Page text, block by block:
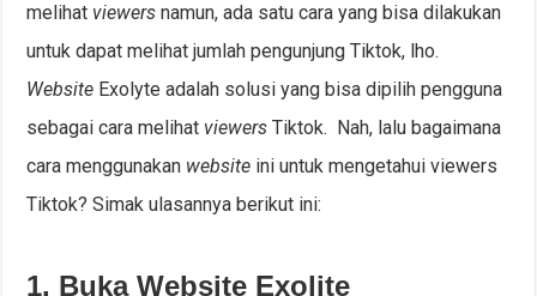
melihat viewersnamun, ada satu cara yang bisa dilakukan
untuk dapat melihat jumlah pengunjung Tiktok, lho.
Website Exolyte adalah solusi yang bisa dipilih pengguna
sebagai cara melihat viewersTiktok. Nah, lalu bagaimana
cara menggunakan website ini untuk mengetahui viewers
Tiktok? Simak ulasannya berikut ini:
1. Buka Website Exolite